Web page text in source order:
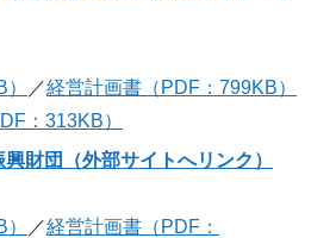
／経営計画書（PDF：799KB）
：313KB）
興財団（外部サイトへリンク）
／経営計画書（PDF：